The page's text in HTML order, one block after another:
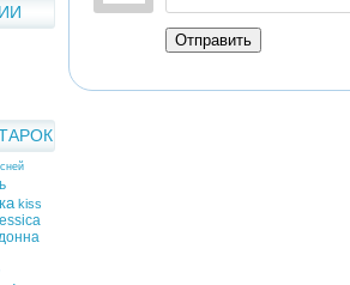
kiss
Отправить